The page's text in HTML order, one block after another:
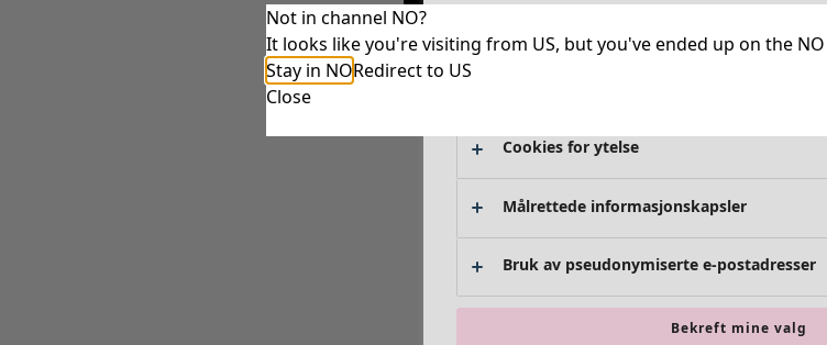
Not in channel NO?
It looks like you're visiting from US, but you've ended up on the
Stay in NORedirect to US
Close
Helt nødvendige informasjonskapsler
Cookies for ytelse
Målrettede informasjonskapsler
Bruk av pseudonymiserte e-postadresser
Bekreft mine valg